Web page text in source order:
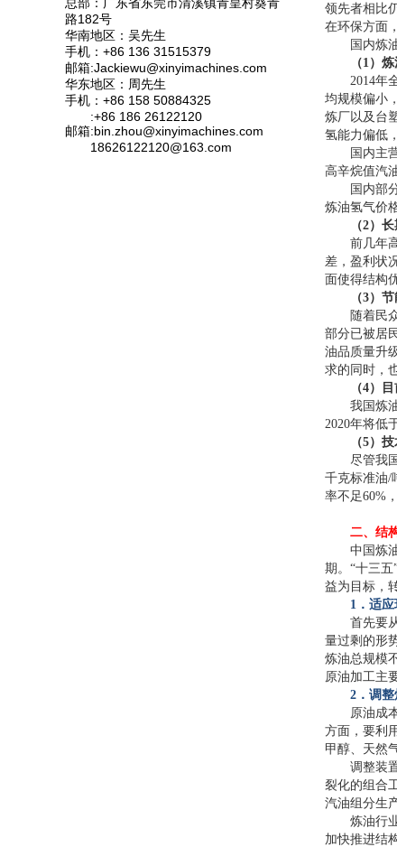
路182号
华南地区：吴先生
手机：+86 136 31515379
邮箱:Jackiewu@xinyimachines.com
华东地区：周先生
手机：+86 158 50884325
:+86 186 26122120
邮箱:bin.zhou@xinyimachines.com
18626122120@163.com
领先者相比
在环保方面
国内炼
（1）
2014年
均规模偏小
炼厂以及台
氢能力偏低
国内主
高辛烷值汽
国内部
炼油氢气价
（2）
前几年
差，盈利状
面使得结构
（3）
随着民
部分已被居
油品质量升
求的同时，
（4）
我国炼
2020年将低
（5）
尽管我
千克标准油/
率不足60%
二、结
中国炼
期。“十三
益为目标，
1 ．适
首先要
量过剩的形
炼油总规模
原油加工主
2 ．调
原油成
方面，要利
甲醇、天然
调整装
裂化的组合
汽油组分生
炼油行
加快推进结